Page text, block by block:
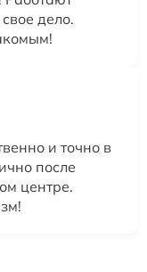
дело.
и точно в
после
центре.